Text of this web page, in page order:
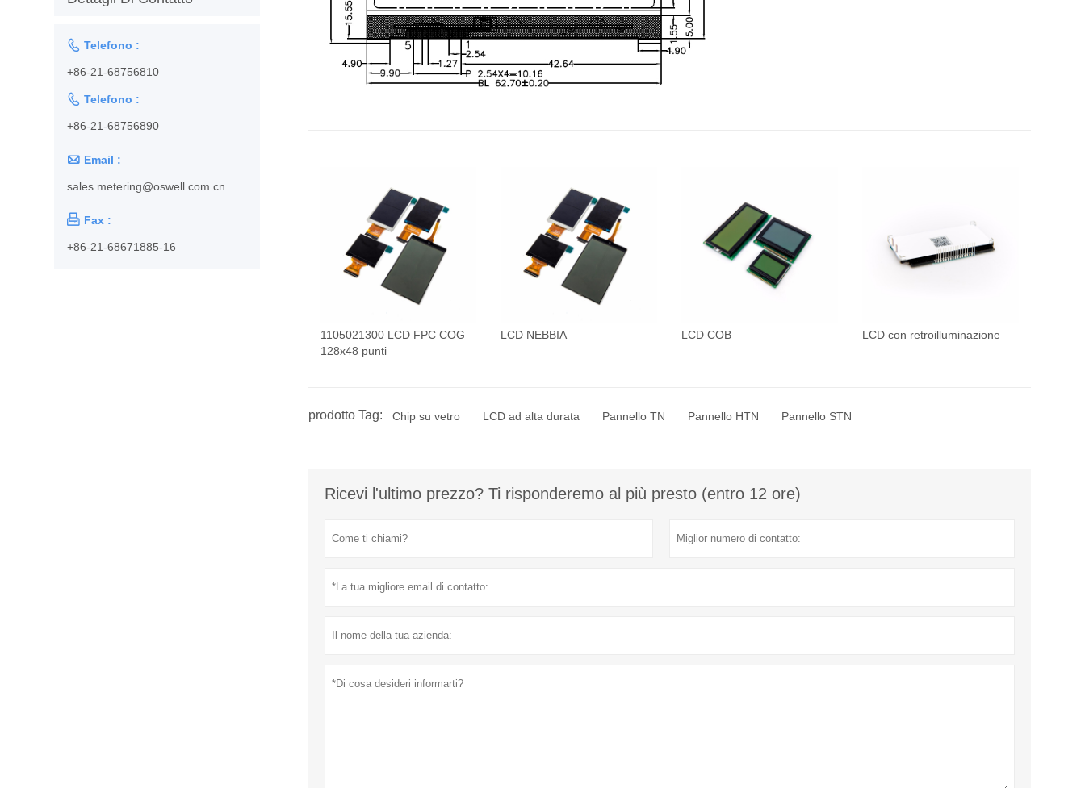
1105021300 LCD FPC COG
128x48 punti
LCD NEBBIA LCD COB LCD con retroilluminazione
prodotto Tag: Chip su vetro LCD ad alta durata Pannello TN Pannello HTN Pannello STN
Ricevi l'ultimo prezzo? Ti risponderemo al più presto (entro 12 ore)
 Telefono :
+86-21-68756810
 Telefono :
+86-21-68756890
 Email :
sales.metering@oswell.com.cn
 Fax :
+86-21-68671885-16